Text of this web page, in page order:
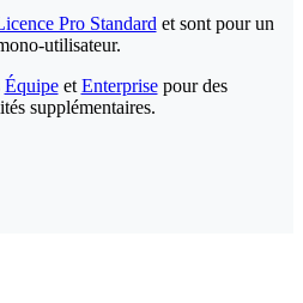
Pro Standard et sont pour un
utilisateur.
Équipeet Enterprisepour des
supplémentaires.